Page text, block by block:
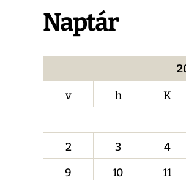
Naptár
v
h K
2
3 4
9
10 11